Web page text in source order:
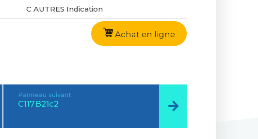
C AUTRES Indication
Achat en ligne
Panneau suivant
C117B21c2